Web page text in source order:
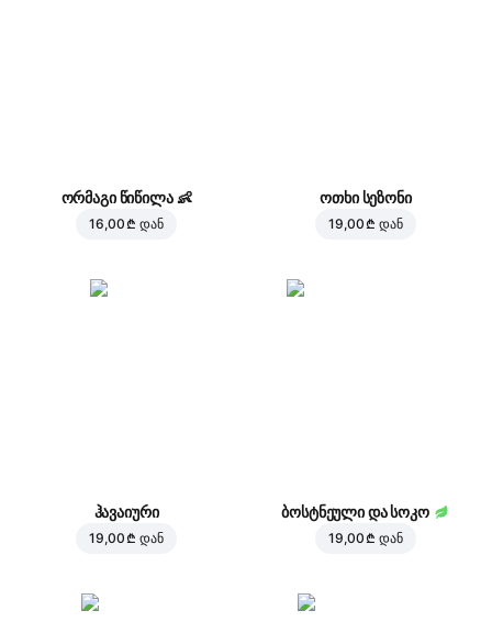
ორმაგი წიწილა👶
16,00 ₾ დან
ოთხი სეზონი
19,00 ₾ დან
ჰავაიური
19,00 ₾ დან
ბოსტნეული და სოკო
19,00 ₾ დან